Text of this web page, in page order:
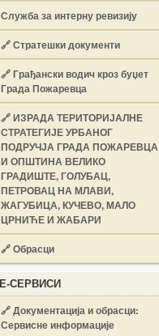
Служба за интерну ревизију
🔗Стратешки документи
🔗Грађански водич кроз буџет
Града Пожаревца
🔗ИЗРАДА ТЕРИТОРИЈАЛНЕ
СТРАТЕГИЈЕ УРБАНОГ
ПОДРУЧЈА ГРАДА ПОЖАРЕВЦА
И ОПШТИНА ВЕЛИКО
ГРАДИШТЕ, ГОЛУБАЦ,
ПЕТРОВАЦ НА МЛАВИ,
ЖАГУБИЦА, КУЧЕВО, МАЛО
ЦРНИЋЕ И ЖАБАРИ
🔗Обрасци
Е-СЕРВИСИ
🔗 Документација и обрасци:
Сервисне информације